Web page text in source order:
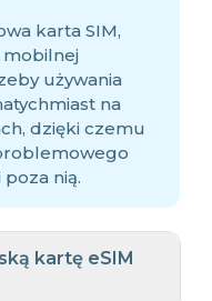
karta SIM,
używania
na
dzięki czemu
nią.
kartę eSIM